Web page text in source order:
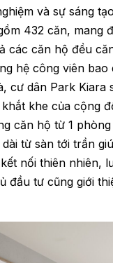
và sự sáng
432 căn, mang
các căn hộ đều
hệ công viên
cư dân Park
khe của cộng
căn hộ từ 1
từ sàn tới trần
nối thiên nhiên,
đầu tư cũng giới